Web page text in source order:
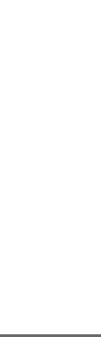
maximum des
Forget et
analysée, le
dans le